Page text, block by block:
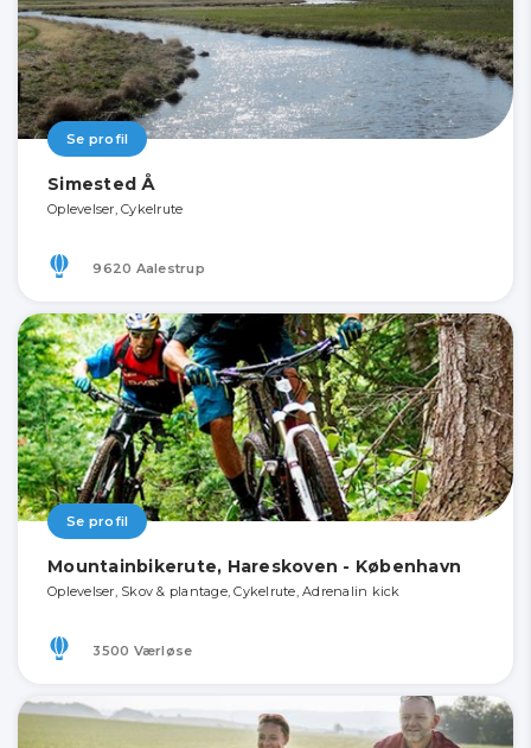
Se profil
Simested Å
Oplevelser, Cykelrute
9620 Aalestrup
Se profil
Mountainbikerute, Hareskoven - København
Oplevelser, Skov & plantage, Cykelrute, Adrenalin kick
3500 Værløse